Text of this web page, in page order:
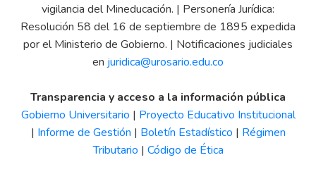
vigilancia del Mineducación. | Personería Jurídica:
Resolución 58 del 16 de septiembre de 1895 expedida
por el Ministerio de Gobierno. | Notificaciones judiciales
en juridica@urosario.edu.co
Transparencia y acceso a la información pública
Gobierno Universitario | Proyecto Educativo Institucional
| Informe de Gestión | Boletín Estadístico | Régimen
Tributario | Código de Ética